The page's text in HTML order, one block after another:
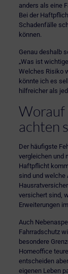
anders als eine
Bei der
Schadenfälle
können.
Genau deshalb
„Was ist
Welches Risiko
könnte ich es
hilfreicher als
Worauf
achten
Der häufigste
vergleichen und
Haftpflicht
sind und welche
versichert sind,
Erweiterungen
Auch
Fahrradschutz
besondere
Homeoffice
entscheiden
eigenen Leben